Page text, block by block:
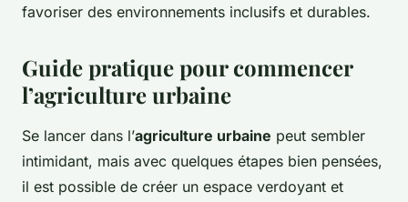
favoriser des environnements inclusifs et durables.
Guide pratique pour commencer
l’agriculture urbaine
Se lancer dans l’agriculture urbaine peut sembler
intimidant, mais avec quelques étapes bien pensées,
il est possible de créer un espace verdoyant et